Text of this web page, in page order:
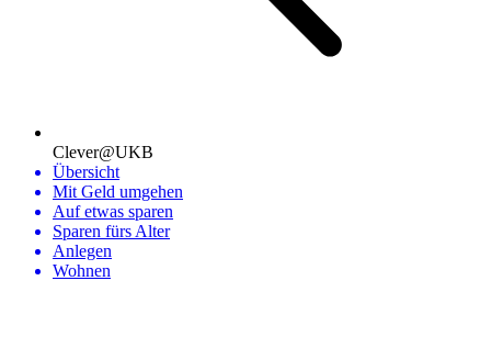
Clever@UKB
Übersicht
Mit Geld umgehen
Auf etwas sparen
Sparen fürs Alter
Anlegen
Wohnen